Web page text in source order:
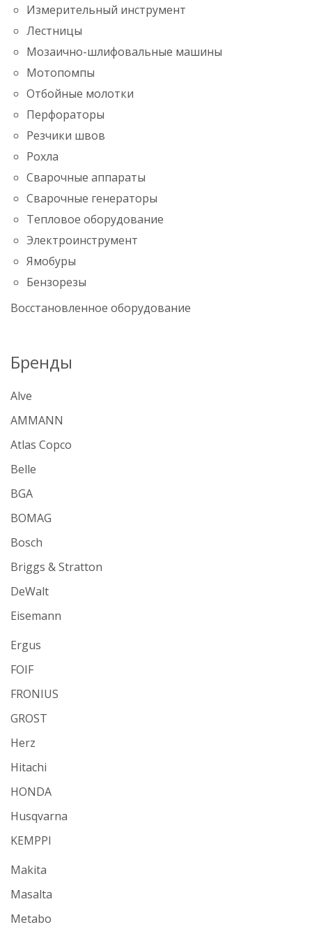
Измерительный инструмент
Лестницы
Мозаично-шлифовальные машины
Мотопомпы
Отбойные молотки
Перфораторы
Резчики швов
Рохла
Сварочные аппараты
Сварочные генераторы
Тепловое оборудование
Электроинструмент
Ямобуры
Бензорезы
Восстановленное оборудование
Бренды
Alve
AMMANN
Atlas Copco
Belle
BGA
BOMAG
Bosch
Briggs & Stratton
DeWalt
Eisemann
Ergus
FOIF
FRONIUS
GROST
Herz
Hitachi
HONDA
Husqvarna
KEMPPI
Makita
Masalta
Metabo